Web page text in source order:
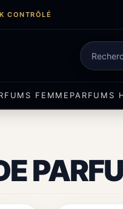
CONTRÔLÉ
Recherche
de
produits
FEMME PARFUMS